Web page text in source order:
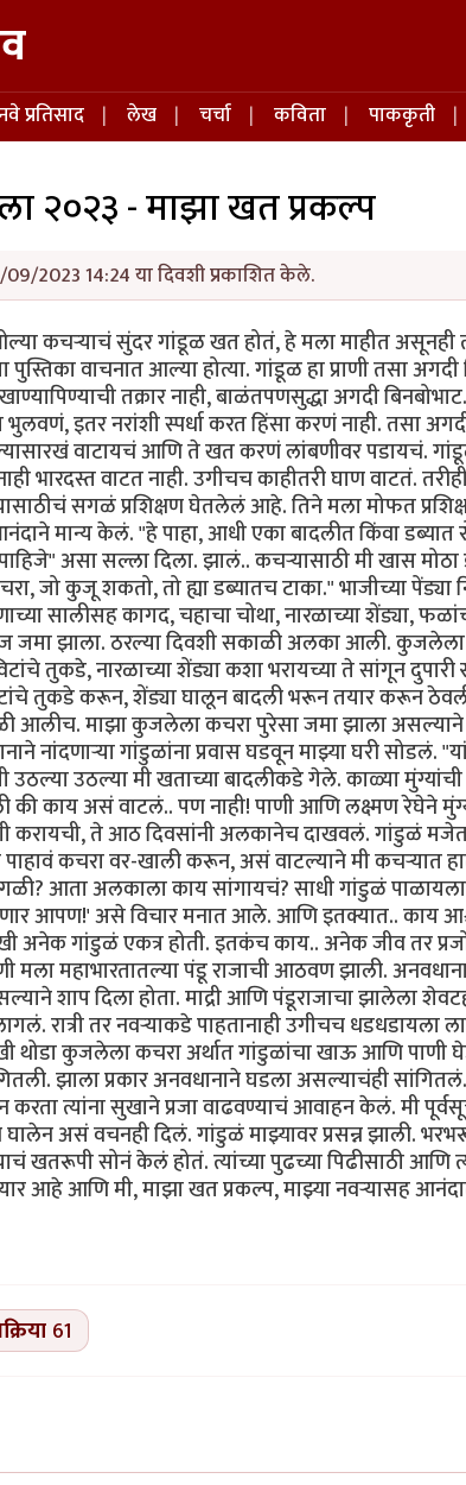
प्रतिसाद लेख चर्चा कविता पाककृती
२०२३ - माझा खत प्रकल्प
09/2023 14:24 या दिवशी प्रकाशित केले.
कचऱ्याचं सुंदर गांडूळ खत होतं, हे मला माहीत असूनही
वाचनात आल्या होत्या. गांडूळ हा प्राणी तसा
तक्रार नाही, बाळंतपणसुद्धा अगदी
भुलवणं, इतर नरांशी स्पर्धा करत हिंसा करणं नाही. तसा
वाटायचं आणि ते खत करणं लांबणीवर पडायचं.
भारदस्त वाटत नाही. उगीचच काहीतरी घाण वाटतं.
सगळं प्रशिक्षण घेतलेलं आहे. तिने मला मोफत
मान्य केलं. "हे पाहा, आधी एका बादलीत किंवा डब्यात
असा सल्ला दिला. झालं.. कचऱ्यासाठी मी खास मोठा
जो कुजू शकतो, तो ह्या डब्यातच टाका." भाजीच्या पेंड्या
सालीसह कागद, चहाचा चोथा, नारळाच्या शेंड्या,
जमा झाला. ठरल्या दिवशी सकाळी अलका आली.
तुकडे, नारळाच्या शेंड्या कशा भरायच्या ते सांगून
तुकडे करून, शेंड्या घालून बादली भरून तयार करून
आलीच. माझा कुजलेला कचरा पुरेसा जमा झाला असल्याने
नांदणाऱ्या गांडुळांना प्रवास घडवून माझ्या घरी
उठल्या उठल्या मी खताच्या बादलीकडे गेले. काळ्या
की काय असं वाटलं.. पण नाही! पाणी आणि लक्ष्मण रेघेने
करायची, ते आठ दिवसांनी अलकानेच दाखवलं. गांडुळं
कचरा वर-खाली करून, असं वाटल्याने मी कचऱ्यात
आता अलकाला काय सांगायचं? साधी गांडुळं
आपण!' असे विचार मनात आले. आणि इतक्यात.. काय
गांडुळं एकत्र होती. इतकंच काय.. अनेक जीव तर
मला महाभारतातल्या पंडू राजाची आठवण झाली.
शाप दिला होता. माद्री आणि पंडूराजाचा झालेला
रात्री तर नवऱ्याकडे पाहतानाही उगीचच धडधडायला
थोडा कुजलेला कचरा अर्थात गांडुळांचा खाऊ आणि पाणी
झाला प्रकार अनवधानाने घडला असल्याचंही
त्यांना सुखाने प्रजा वाढवण्याचं आवाहन केलं. मी
असं वचनही दिलं. गांडुळं माझ्यावर प्रसन्न झाली.
खतरूपी सोनं केलं होतं. त्यांच्या पुढच्या पिढीसाठी आणि
आहे आणि मी, माझा खत प्रकल्प, माझ्या नवऱ्यासह
61